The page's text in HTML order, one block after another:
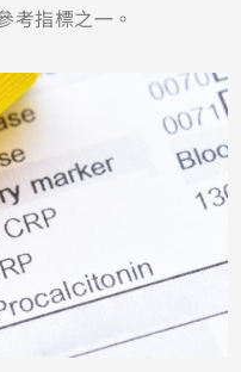
考指標之一。